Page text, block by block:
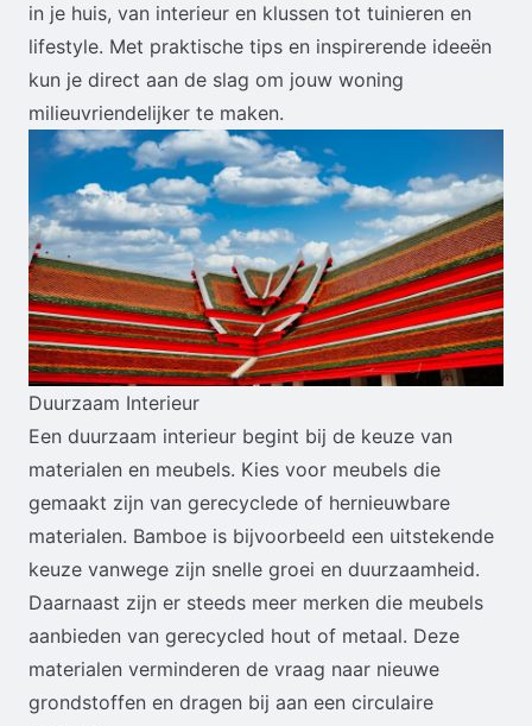
in je huis, van interieur en klussen tot tuinieren en
lifestyle. Met praktische tips en inspirerende ideeën
kun je direct aan de slag om jouw woning
milieuvriendelijker te maken.
Duurzaam Interieur
Een duurzaam interieur begint bij de keuze van
materialen en meubels. Kies voor meubels die
gemaakt zijn van gerecyclede of hernieuwbare
materialen. Bamboe is bijvoorbeeld een uitstekende
keuze vanwege zijn snelle groei en duurzaamheid.
Daarnaast zijn er steeds meer merken die meubels
aanbieden van gerecycled hout of metaal. Deze
materialen verminderen de vraag naar nieuwe
grondstoffen en dragen bij aan een circulaire